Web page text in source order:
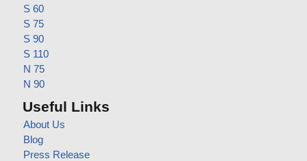
S 60
S 75
S 90
S 110
N 75
N 90
Useful Links
About Us
Blog
Press Release